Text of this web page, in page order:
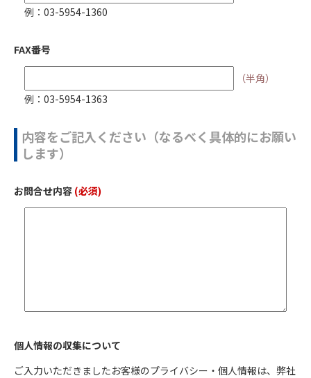
例：03-5954-1360
FAX番号
（半角）
例：03-5954-1363
内容をご記入ください（なるべく具体的にお願い
します）
お問合せ内容 (必須)
個人情報の収集について
ご入力いただきましたお客様のプライバシー・個人情報は、弊社